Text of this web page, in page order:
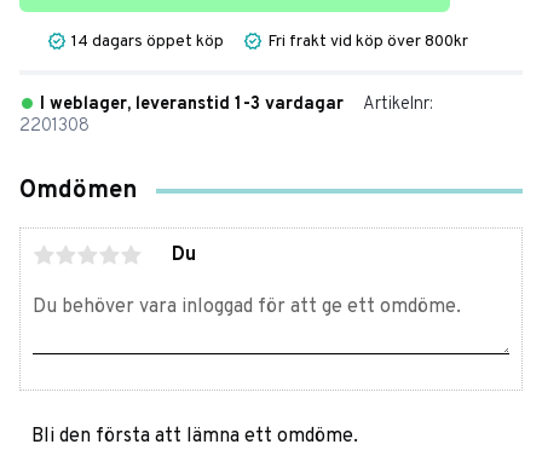
14 dagars öppet köp Fri frakt vid köp över 800kr
I weblager, leveranstid 1-3 vardagar
Artikelnr
2201308
Omdömen
Du
Bli den första att lämna ett omdöme.